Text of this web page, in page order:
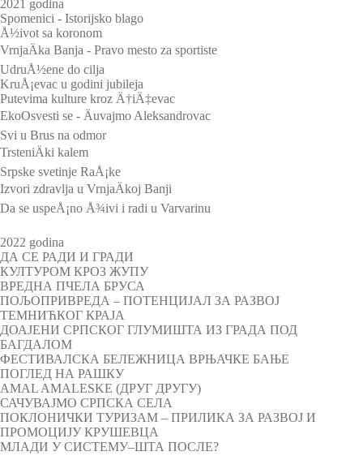
2021 godina
Spomenici - Istorijsko blago
Å½ivot sa koronom
VrnjaÄka Banja - Pravo mesto za sportiste
UdruÅ½ene do cilja
KruÅ¡evac u godini jubileja
Putevima kulture kroz Ä†iÄ‡evac
EkoOsvesti se - Äuvajmo Aleksandrovac
Svi u Brus na odmor
TrsteniÄki kalem
Srpske svetinje RaÅ¡ke
Izvori zdravlja u VrnjaÄkoj Banji
Da se uspeÅ¡no Å¾ivi i radi u Varvarinu
2022 godina
ДА СЕ РАДИ И ГРАДИ
КУЛТУРОМ КРОЗ ЖУПУ
ВРЕДНА ПЧЕЛА БРУСА
ПОЉОПРИВРЕДА – ПОТЕНЦИЈАЛ ЗА РАЗВОЈ
ТЕМНИЋКОГ КРАЈА
ДОАЈЕНИ СРПСКОГ ГЛУМИШТА ИЗ ГРАДА ПОД
БАГДАЛОМ
ФЕСТИВАЛСКА БЕЛЕЖНИЦА ВРЊАЧКЕ БАЊЕ
ПОГЛЕД НА РАШКУ
AMAL AMALESKE (ДРУГ ДРУГУ)
САЧУВАЈМО СРПСКА СЕЛА
ПОКЛОНИЧКИ ТУРИЗАМ – ПРИЛИКА ЗА РАЗВОЈ И
ПРОМОЦИЈУ КРУШЕВЦА
МЛАДИ У СИСТЕМУ–ШТА ПОСЛЕ?